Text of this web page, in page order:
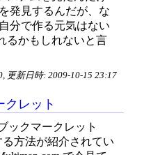
発見するんだが、な
分で作る元気はない
るかもしれないと言
更新日時: 2009-10-15 23:17
クレット
ックマークレット
方法が紹介されてい